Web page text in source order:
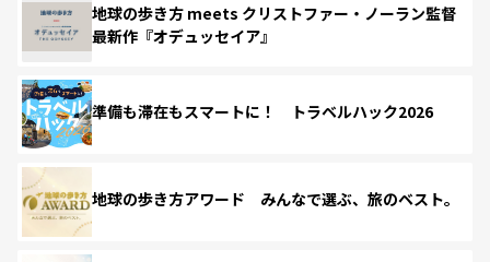
地球の歩き方 meets クリストファー・ノーラン監督
最新作『オデュッセイア』
準備も滞在もスマートに！ トラベルハック2026
地球の歩き方アワード みんなで選ぶ、旅のベスト。